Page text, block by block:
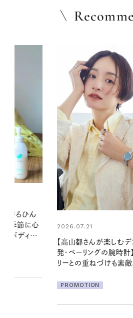
2026.06.01
の一日。汗ばむ季節を「
PROMOTION